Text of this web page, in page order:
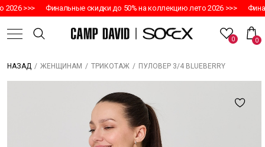
>>> Финальные скидки до 50% на коллекцию лето 2026 >>>
0 0
НАЗАД / ЖЕНЩИНАМ / ТРИКОТАЖ / ПУЛОВЕР 3/4 BLUEBERRY